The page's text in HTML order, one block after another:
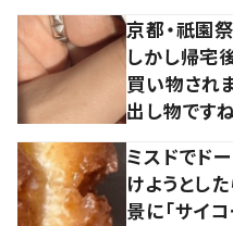
京都・祇園
しかし帰宅
買い物され
出し物ですね
ミスドでド
けようと
景に「サイ